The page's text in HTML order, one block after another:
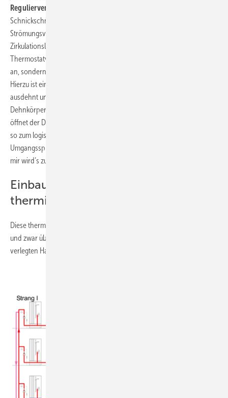
Regulierventile
Schnickschnack und ohne Hilfsenergie. Man setzt ein Ventil in den
Strömungsverlauf des Rücklaufs, also der eigentlichen
Zirkulationsleitung. Dieses Ventil reagiert ähnlich wie ein
Thermostatventil. Es spricht jedoch nicht auf eine Raumtemperatur
an, sondern auf die Temperatur des durchströmenden Wassers.
Hierzu ist ein
ausdehnt und bei Kälte zusammenzieht. Bei Wärme schiebt dieser
Dehnkörper daher das Ventil in Richtung Schließen. Bei Abkühlung
öffnet der Dehnkörper das Ventil entsprechend. Die Temperatur
so zum logischen Maßstab für den Durchfluss des heißen Wassers.
Umgangssprachlich würde das Ventil also rufen: „Durchströme mich,
mir wird’s zu kalt!“ oder „Lass langsamer gehen, mir wird’s zu heiß!“
Einbauort und Einstellung von
thermischen Regulierventilen
Diese thermischen Regulierventile werden in den
und zwar üblicherweise dort, wo die Steigestränge in den waagerecht
verlegten Hauptstrang münden, wie in